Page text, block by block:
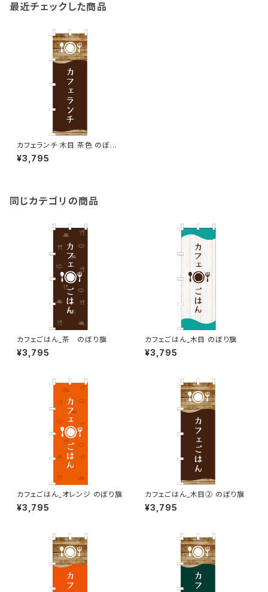
最近チェックした商品
カフェランチ 木目 茶色 のぼり
旗
¥3,795
同じカテゴリの商品
カフェごはん_茶 のぼり旗
¥3,795
カフェごはん_木目 のぼり旗
¥3,795
カフェごはん_オレンジ のぼり旗
¥3,795
カフェごはん_木目② のぼり旗
¥3,795